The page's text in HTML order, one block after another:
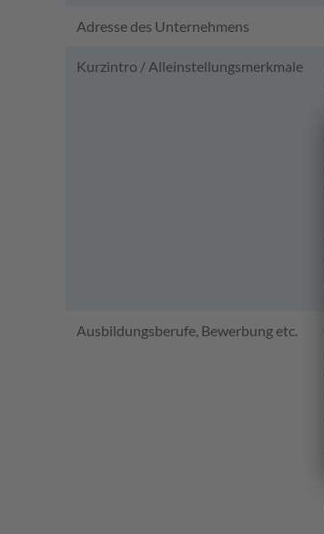
Adresse des Unternehmens
Kurzintro / Alleinstellungsmerkmale
Ausbildungsberufe, Bewerbung etc.